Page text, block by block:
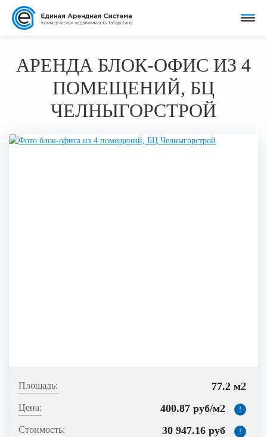
АРЕНДА БЛОК-ОФИС ИЗ 4
ПОМЕЩЕНИЙ, БЦ
ЧЕЛНЫГОРСТРОЙ
77.2 м2
400.87 руб/м2
!
30 947.16 руб !